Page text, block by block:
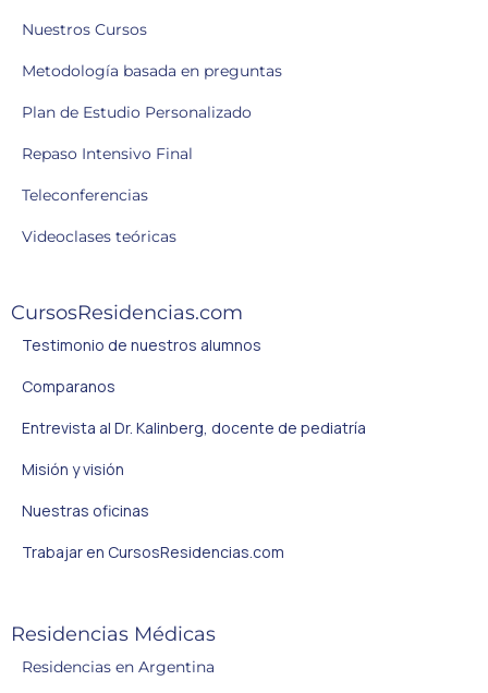
Nuestros Cursos
Metodología basada en preguntas
Plan de Estudio Personalizado
Repaso Intensivo Final
Teleconferencias
Videoclases teóricas
CursosResidencias.com
Testimonio de nuestros alumnos
Comparanos
Entrevista al Dr. Kalinberg, docente de pediatría
Misión y visión
Nuestras oficinas
Trabajar en CursosResidencias.com
Residencias Médicas
Residencias en Argentina